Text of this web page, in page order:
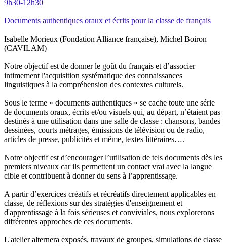
9h30-12h30
Documents authentiques oraux et écrits pour la classe de français
Isabelle Morieux (Fondation Alliance française), Michel Boiron
(CAVILAM)
Notre objectif est de donner le goût du français et d’associer
intimement l'acquisition systématique des connaissances
linguistiques à la compréhension des contextes culturels.
Sous le terme « documents authentiques » se cache toute une série
de documents oraux, écrits et/ou visuels qui, au départ, n’étaient pas
destinés à une utilisation dans une salle de classe : chansons, bandes
dessinées, courts métrages, émissions de télévision ou de radio,
articles de presse, publicités et même, textes littéraires….
Notre objectif est d’encourager l’utilisation de tels documents dès les
premiers niveaux car ils permettent un contact vrai avec la langue
cible et contribuent à donner du sens à l’apprentissage.
A partir d’exercices créatifs et récréatifs directement applicables en
classe, de réflexions sur des stratégies d'enseignement et
d'apprentissage à la fois sérieuses et conviviales, nous explorerons
différentes approches de ces documents.
L'atelier alternera exposés, travaux de groupes, simulations de classe